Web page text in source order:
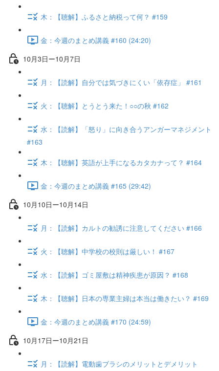
木：【聴解】ふるさと納税って何？ #159
金：今週のまとめ講義 #160 (24:20)
10月3日ー10月7日
月：【読解】自分では気づきにくい「依存症」 #161
火：【聴解】とうとう来た！○○の秋 #162
水：【読解】「怒り」に向き合うアンガーマネジメント
#163
木：【聴解】英語が上手になるカタカナって？ #164
金：今週のまとめ講義 #165 (29:42)
10月10日ー10月14日
月：【読解】カルトの勧誘に注意してください #166
火：【聴解】中学校の校則は厳しい！ #167
水：【読解】ゴミ屋敷は精神疾患が原因？ #168
木：【聴解】日本の専業主婦は本当は働きたい？ #169
金：今週のまとめ講義 #170 (24:59)
10月17日ー10月21日
月：【読解】電動歯ブラシのメリットとデメリット